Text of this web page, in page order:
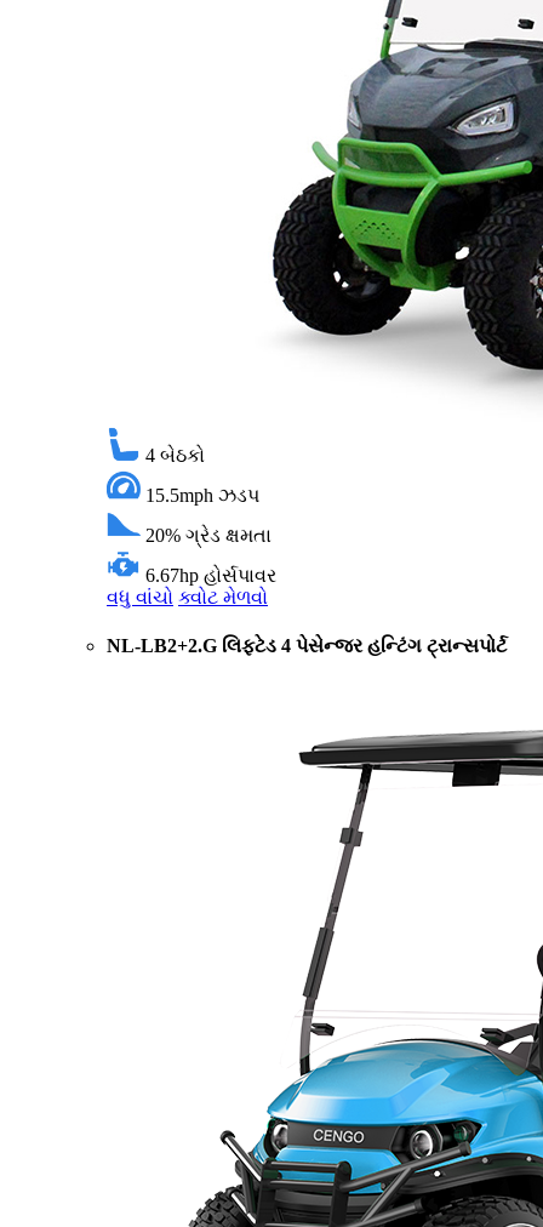
4 બેઠકો
15.5mph ઝડપ
20% ગ્રેડ ક્ષમતા
6.67hp હોર્સપાવર
વધુ વાંચો ક્વોટ મેળવો
NL-LB2+2.G લિફ્ટેડ 4 પેસેન્જર હન્ટિંગ ટ્રાન્સપોર્ટ